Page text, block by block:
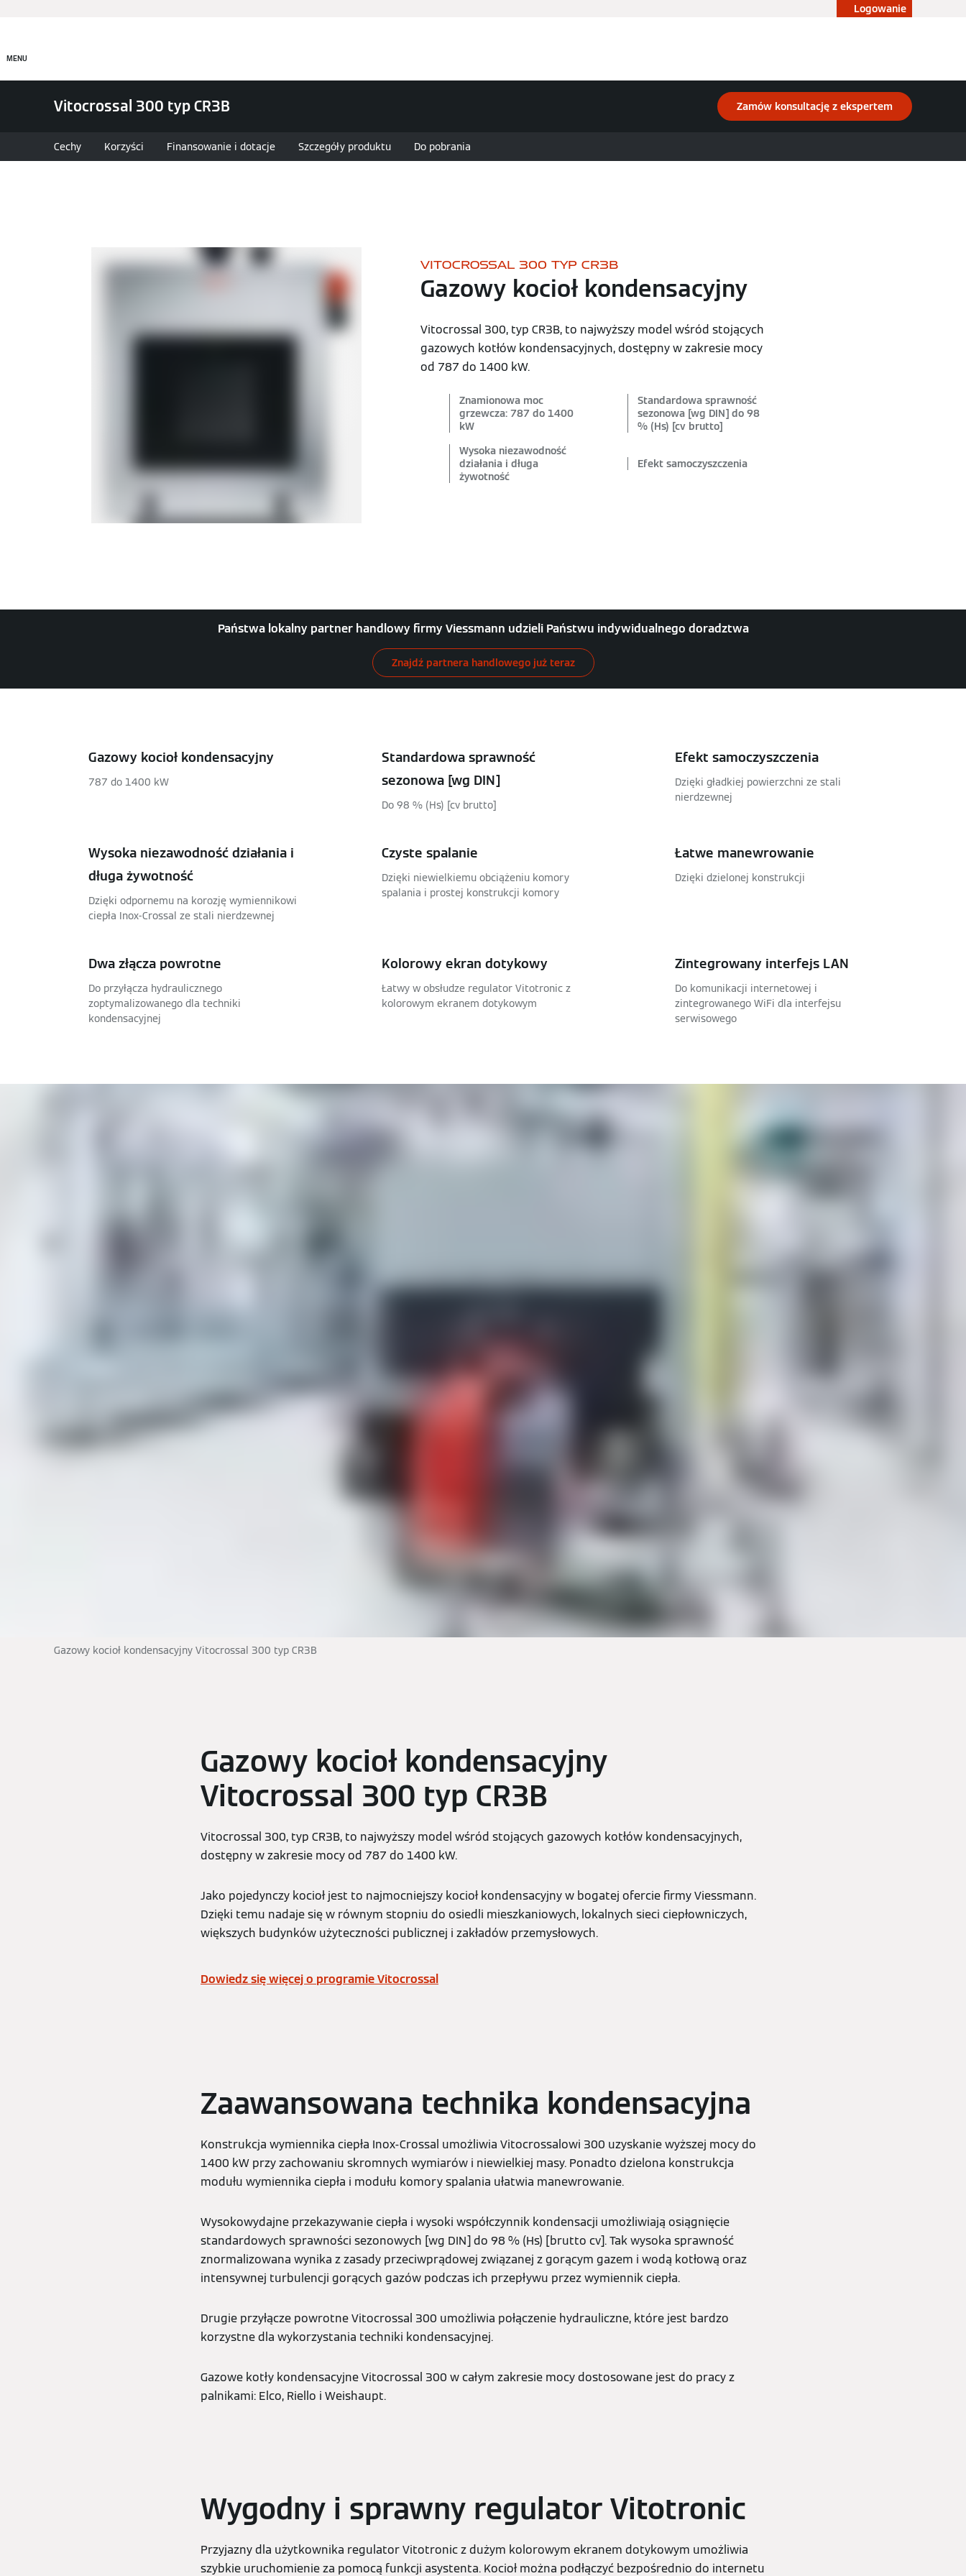
Logowanie
MENU
Vitocrossal 300 typ CR3B Zamów konsultację z ekspertem
Cechy Korzyści Finansowanie i dotacje Szczegóły produktu Do pobrania
VITOCROSSAL 300 TYP CR3B
Gazowy kocioł kondensacyjny
Vitocrossal 300, typ CR3B, to najwyższy model wśród stojących
gazowych kotłów kondensacyjnych, dostępny w zakresie mocy
od 787 do 1400 kW.
Znamionowa moc
grzewcza: 787 do 1400
kW
Standardowa sprawność
sezonowa [wg DIN] do 98
% (Hs) [cv brutto]
Wysoka niezawodność
działania i długa
żywotność
Efekt samoczyszczenia
Państwa lokalny partner handlowy firmy Viessmann udzieli Państwu indywidualnego doradztwa
Znajdź partnera handlowego już teraz
Gazowy kocioł kondensacyjny
787 do 1400 kW
Standardowa sprawność
sezonowa [wg DIN]
Do 98 % (Hs) [cv brutto]
Efekt samoczyszczenia
Dzięki gładkiej powierzchni ze stali
nierdzewnej
Wysoka niezawodność działania i
długa żywotność
Dzięki odpornemu na korozję wymiennikowi
ciepła Inox-Crossal ze stali nierdzewnej
Czyste spalanie
Dzięki niewielkiemu obciążeniu komory
spalania i prostej konstrukcji komory
Łatwe manewrowanie
Dzięki dzielonej konstrukcji
Dwa złącza powrotne
Do przyłącza hydraulicznego
zoptymalizowanego dla techniki
kondensacyjnej
Kolorowy ekran dotykowy
Łatwy w obsłudze regulator Vitotronic z
kolorowym ekranem dotykowym
Zintegrowany interfejs LAN
Do komunikacji internetowej i
zintegrowanego WiFi dla interfejsu
serwisowego
Gazowy kocioł kondensacyjny Vitocrossal 300 typ CR3B
Gazowy kocioł kondensacyjny
Vitocrossal 300 typ CR3B
Vitocrossal 300, typ CR3B, to najwyższy model wśród stojących gazowych kotłów kondensacyjnych,
dostępny w zakresie mocy od 787 do 1400 kW.
Jako pojedynczy kocioł jest to najmocniejszy kocioł kondensacyjny w bogatej ofercie firmy Viessmann.
Dzięki temu nadaje się w równym stopniu do osiedli mieszkaniowych, lokalnych sieci ciepłowniczych,
większych budynków użyteczności publicznej i zakładów przemysłowych.
Dowiedz się więcej o programie Vitocrossal
Zaawansowana technika kondensacyjna
Konstrukcja wymiennika ciepła Inox-Crossal umożliwia Vitocrossalowi 300 uzyskanie wyższej mocy do
1400 kW przy zachowaniu skromnych wymiarów i niewielkiej masy. Ponadto dzielona konstrukcja
modułu wymiennika ciepła i modułu komory spalania ułatwia manewrowanie.
Wysokowydajne przekazywanie ciepła i wysoki współczynnik kondensacji umożliwiają osiągnięcie
standardowych sprawności sezonowych [wg DIN] do 98 % (Hs) [brutto cv]. Tak wysoka sprawność
znormalizowana wynika z zasady przeciwprądowej związanej z gorącym gazem i wodą kotłową oraz
intensywnej turbulencji gorących gazów podczas ich przepływu przez wymiennik ciepła.
Drugie przyłącze powrotne Vitocrossal 300 umożliwia połączenie hydrauliczne, które jest bardzo
korzystne dla wykorzystania techniki kondensacyjnej.
Gazowe kotły kondensacyjne Vitocrossal 300 w całym zakresie mocy dostosowane jest do pracy z
palnikami: Elco, Riello i Weishaupt.
Wygodny i sprawny regulator Vitotronic
Przyjazny dla użytkownika regulator Vitotronic z dużym kolorowym ekranem dotykowym umożliwia
szybkie uruchomienie za pomocą funkcji asystenta. Kocioł można podłączyć bezpośrednio do internetu